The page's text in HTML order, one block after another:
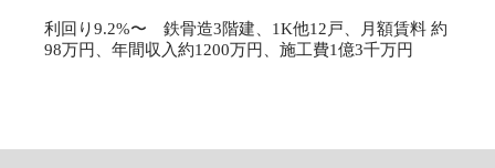
利回り9.2%〜 鉄骨造3階建、1K他12戸、月額賃料 約
98万円、年間収入約1200万円、施工費1億3千万円